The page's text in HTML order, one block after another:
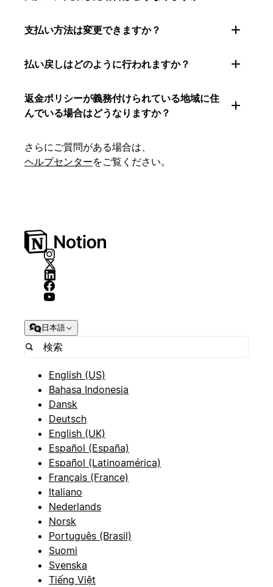
支払い方法は変更できますか？
払い戻しはどのように行われますか？
返金ポリシーが義務付けられている地域に住
んでいる場合はどうなりますか？
さらにご質問がある場合は、
ヘルプセンターをご覧ください。
日本語
English (US)
Bahasa Indonesia
Dansk
Deutsch
English (UK)
Español (España)
Español (Latinoamérica)
Français (France)
Italiano
Nederlands
Norsk
Português (Brasil)
Suomi
Svenska
Tiếng Việt